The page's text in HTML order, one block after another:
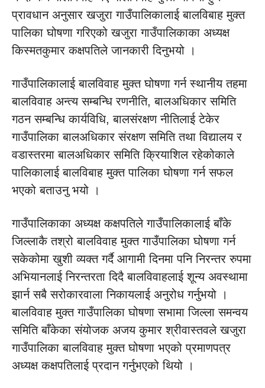
प्रावधान अनुसार खजुरा गाउँपालिकालाई बालविबाह मुक्त
पालिका घोषणा गरिएको खजुरा गाउँपालिकाका अध्यक्ष
किस्मतकुमार कक्षपतिले जानकारी दिनुभयो ।
गाउँपालिकालाई बालविवाह मुक्त घोषणा गर्न स्थानीय तहमा
बालविवाह अन्त्य सम्बन्धि रणनीति, बालअधिकार समिति
गठन सम्बन्धि कार्यविधि, बालसंरक्षण नीतिलाई टेकेर
गाउँपालिका बालअधिकार संरक्षण समिति तथा विद्यालय र
वडास्तरमा बालअधिकार समिति क्रियाशिल रहेकोकाले
पालिकालाई बालविबाह मुक्त पालिका घोषणा गर्न सफल
भएको बताउनु भयो ।
गाउँपालिकाका अध्यक्ष कक्षपतिले गाउँपालिकालाई बाँके
जिल्लाकै तश्रो बालविवाह मुक्त गाउँपालिका घोषणा गर्न
सकेकोमा खुशी व्यक्त गर्दै आगामी दिनमा पनि निरन्तर रुपमा
अभियानलाई निरन्तरता दिदै बालविवाहलाई शून्य अवस्थामा
झार्न सबै सरोकारवाला निकायलाई अनुरोध गर्नुभयो ।
बालविवाह मुक्त गाउँपालिका घोषणा सभामा जिल्ला समन्वय
समिति बाँकेका संयोजक अजय कुमार श्रीवास्तवले खजुरा
गाउँपालिका बालविवाह मुक्त घोषणा भएको प्रमाणपत्र
अध्यक्ष कक्षपतिलाई प्रदान गर्नुभएको थियो ।